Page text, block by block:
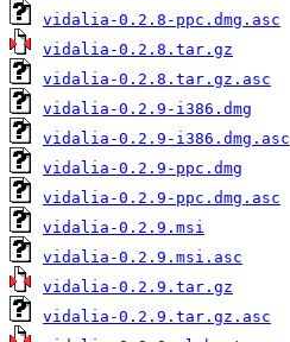
vidalia-0.2.8-ppc.dmg.asc
vidalia-0.2.8.tar.gz
vidalia-0.2.8.tar.gz.asc
vidalia-0.2.9-i386.dmg
vidalia-0.2.9-i386.dmg.asc
vidalia-0.2.9-ppc.dmg
vidalia-0.2.9-ppc.dmg.asc
vidalia-0.2.9.msi
vidalia-0.2.9.msi.asc
vidalia-0.2.9.tar.gz
vidalia-0.2.9.tar.gz.asc